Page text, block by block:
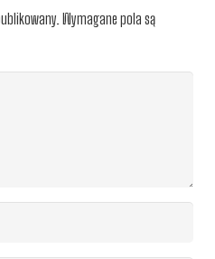
Wymagane pola są